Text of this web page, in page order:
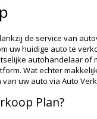
de service van
uw huidige auto te
autohandelaar of
Wat echter
uw auto via Auto
Plan?